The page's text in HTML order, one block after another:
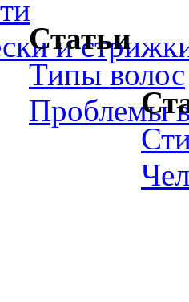
и
Статьи
Типы волос
Проблемы